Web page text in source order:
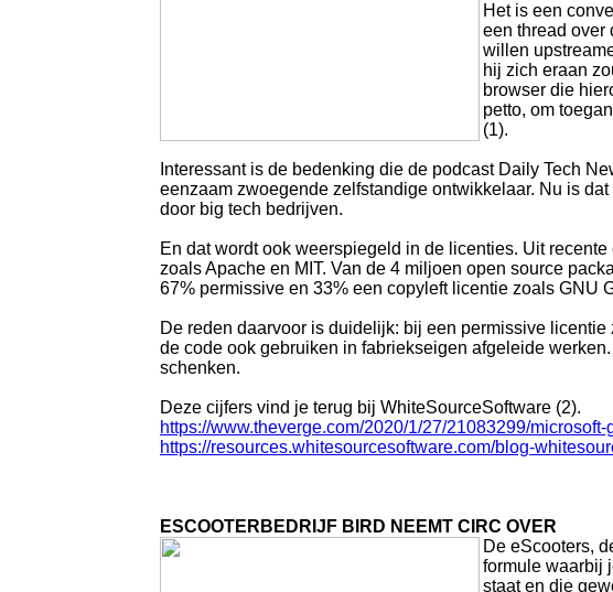
Het is een
een thread over
willen
hij zich eraan
browser die
petto, om
(1).
Interessant is de bedenking die de podcast Daily Tech
eenzaam zwoegende zelfstandige ontwikkelaar. Nu is
door big tech bedrijven.
En dat wordt ook weerspiegeld in de licenties. Uit
zoals Apache en MIT. Van de 4 miljoen open source
67% permissive en 33% een copyleft licentie zoals GNU
De reden daarvoor is duidelijk: bij een permissive
de code ook gebruiken in fabriekseigen afgeleide
schenken.
Deze cijfers vind je terug bij WhiteSourceSoftware (2).
https://www.theverge.com/2020/1/27/21083299/
https://resources.whitesourcesoftware.com/blog-
ESCOOTERBEDRIJF BIRD NEEMT CIRC OVER
De eScooters,
formule waarbij
staat en die